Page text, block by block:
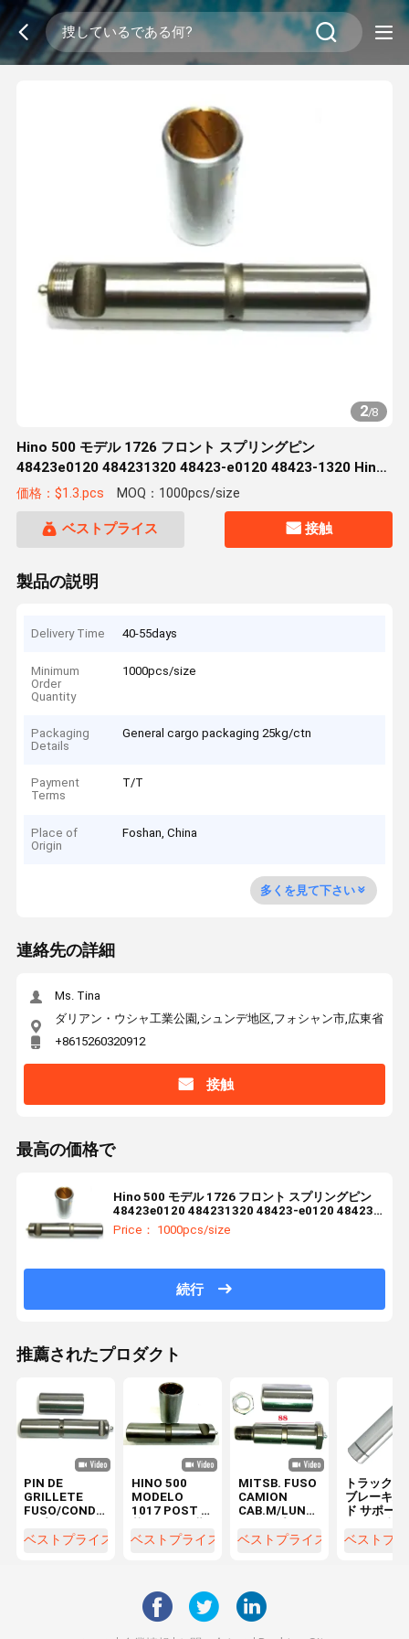
2/8
Hino 500 モデル 1726 フロント スプリングピン
48423e0120 484231320 48423-e0120 48423-1320 Hino
トラック用
価格：$1.3.pcs MOQ：1000pcs/size
ベストプライス 接触
製品の説明
Delivery Time 40-55days
Minimum
Order
Quantity
1000pcs/size
Packaging
Details
General cargo packaging 25kg/ctn
Payment
Terms
T/T
Place of
Origin
Foshan, China
多くを見て下さい
連絡先の詳細
Ms. Tina
ダリアン・ウシャ工業公園,シュンデ地区,フォシャン市,広東省
+8615260320912
接触
最高の価格で
Hino 500 モデル 1726 フロント スプリングピン
48423e0120 484231320 48423-e0120 48423-
1320 Hino トラック用
Price： 1000pcs/size
続行
推薦されたプロダクト
PIN DE
GRILLETE
FUSO/CONDOR
ン 28 X 130
ベストプライス
HINO 500
MODELO
1017 POST 重
のスプリング
GR.8 48423-
E0090
MC420078 1-
ベストプライス
MITSB. FUSO
CAMION
CAB.M/LUNA
グピン
HD 2T5
ベストプライス
トラック部
ブレーキパ
ド サポー
ンスミッシ
ベストプ